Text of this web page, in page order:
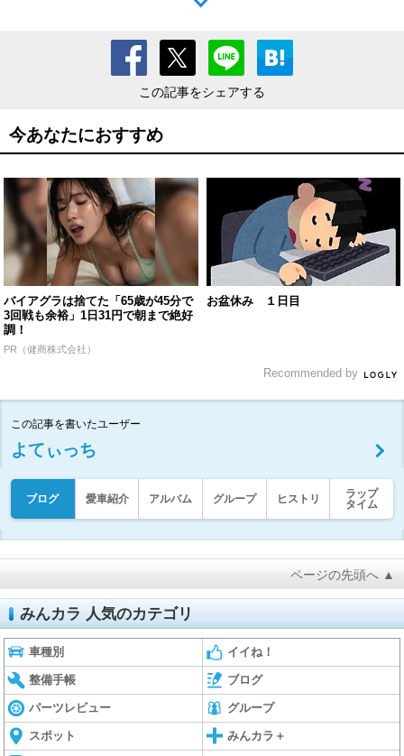
この記事をシェアする
今あなたにおすすめ
バイアグラは捨てた「65歳が45分で
3回戦も余裕」1日31円で朝まで絶好
調！
PR（健商株式会社）
お盆休み １日目
Recommended by
この記事を書いたユーザー
よてぃっち
ブログ 愛車紹介 アルバム グループ ヒストリ
ラップ
タイム
ページの先頭へ ▲
みんカラ 人気のカテゴリ
車種別 イイね！
整備手帳 ブログ
パーツレビュー グループ
スポット みんカラ＋